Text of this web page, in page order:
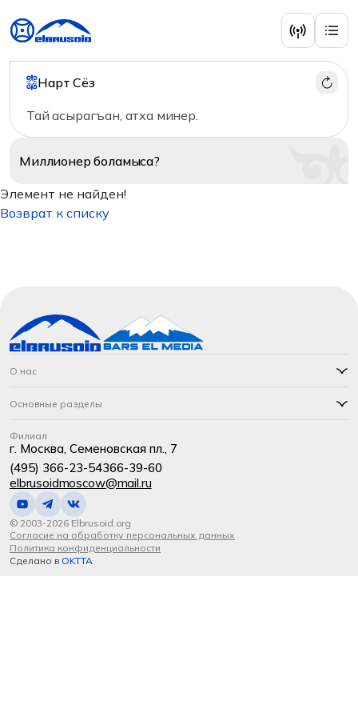
Нарт Сёз
Тай асырагъан, атха минер.
Миллионерболамыса?
Элемент не найден!
Возврат к списку
О нас
Основные разделы
Филиал
г. Москва, Семеновская пл., 7
(495) 366-23-54366-39-60
elbrusoidmoscow@mail.ru
© 2003-2026 Elbrusoid.org
Согласие на обработку персональных данных
Политика конфиденциальности
Сделано в OKTTA